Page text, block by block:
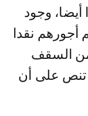
أيضا، وجود
نقدا
السقف
تنص على أن